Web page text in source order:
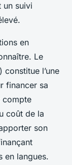
un suivi
en
Le
constitue l’une
financer sa
compte
coût de la
son
en langues.